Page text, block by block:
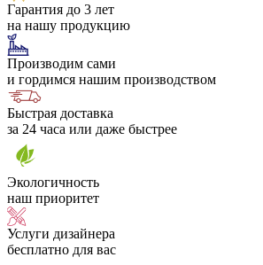
Гарантия до 3 лет
на нашу продукцию
Производим сами
и гордимся нашим производством
Быстрая доставка
за 24 часа или даже быстрее
Экологичность
наш приоритет
Услуги дизайнера
бесплатно для вас